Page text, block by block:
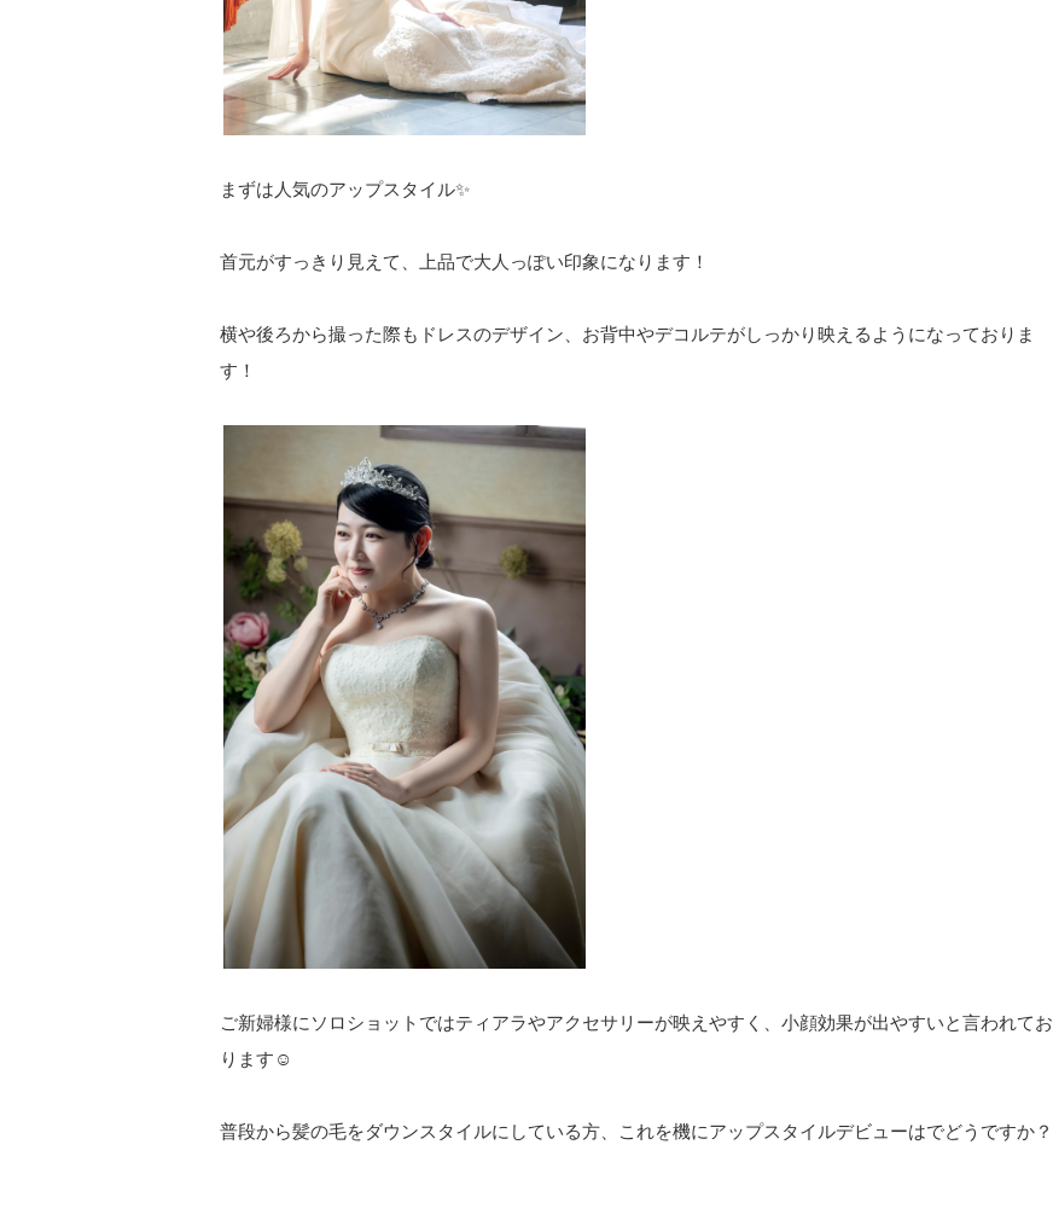
まずは人気のアップスタイル✨
首元がすっきり見えて、上品で大人っぽい印象になります！
横や後ろから撮った際もドレスのデザイン、お背中やデコルテがしっかり映えるようになっておりま
す！
ご新婦様にソロショットではティアラやアクセサリーが映えやすく、小顔効果が出やすいと言われてお
ります☺︎
普段から髪の毛をダウンスタイルにしている方、これを機にアップスタイルデビューはでどうですか？